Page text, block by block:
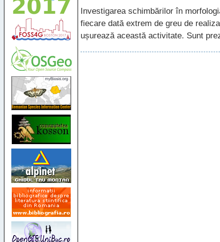
Investigarea schimbărilor în
fiecare dată extrem de greu de
ușurează această activitate. Sunt